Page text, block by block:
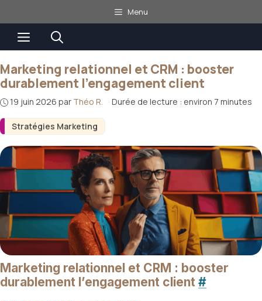
au
contenu
Menu
Menu
Stratégies Marketing
Marketing relationnel et CRM : booster
durablement l’engagement client
19 juin 2026 par Théo R. · Durée de lecture : environ 7 minutes
Marketing relationnel et CRM : booster
durablement l’engagement client #